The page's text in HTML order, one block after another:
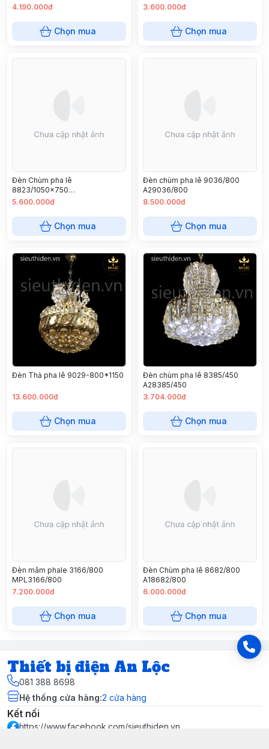
4.190.000đ
Chọn mua
3.600.000đ
Chọn mua
Đèn Chùm pha lê
8823/1050x750
A18823/1050x750
5.600.000đ
Chọn mua
Đèn chùm pha lê 9036/800
A29036/800
8.500.000đ
Chọn mua
Đèn Thả pha lê 9029-800*1150
13.600.000đ
Chọn mua
Đèn chùm pha lê 8385/450
A28385/450
3.704.000đ
Chọn mua
Đèn mâm phale 3166/800
MPL3166/800
7.200.000đ
Chọn mua
Đèn Chùm pha lê 8682/800
A18682/800
6.000.000đ
Chọn mua
Thiết bị điện An Lộc
081 388 8698
Hệ thống cửa hàng:2 cửa hàng
Kết nối
https://www.facebook.com/sieuthiden.vn